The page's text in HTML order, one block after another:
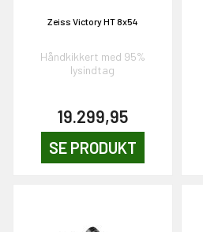
Zeiss Victory HT 8x54
Håndkikkert med 95%
lysindtag
19.299,95
SE PRODUKT